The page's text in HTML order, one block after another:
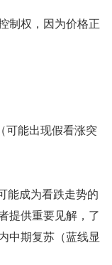
制权，因为价格正
可能出现假看涨突
能成为看跌走势的
提供重要见解，了
中期复苏（蓝线显